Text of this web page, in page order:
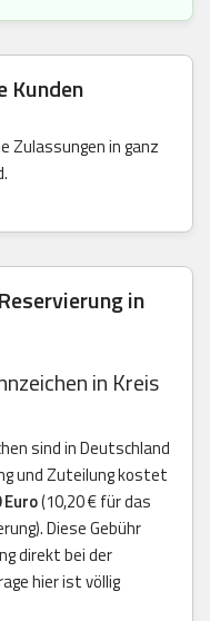
Kunden
Zulassungen in ganz
in
in Kreis
sind in Deutschland
und Zuteilung kostet
Euro(10,20 € für das
Diese Gebühr
direkt bei der
hier ist völlig